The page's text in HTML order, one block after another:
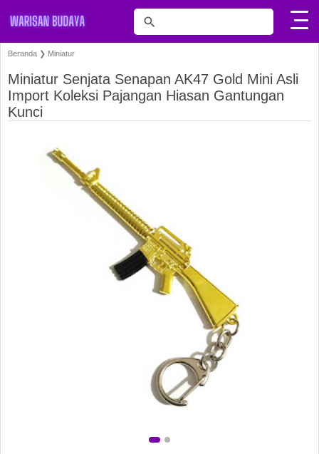
Beranda ❯ Miniatur
Miniatur Senjata Senapan AK47 Gold Mini Asli
Import Koleksi Pajangan Hiasan Gantungan
Kunci